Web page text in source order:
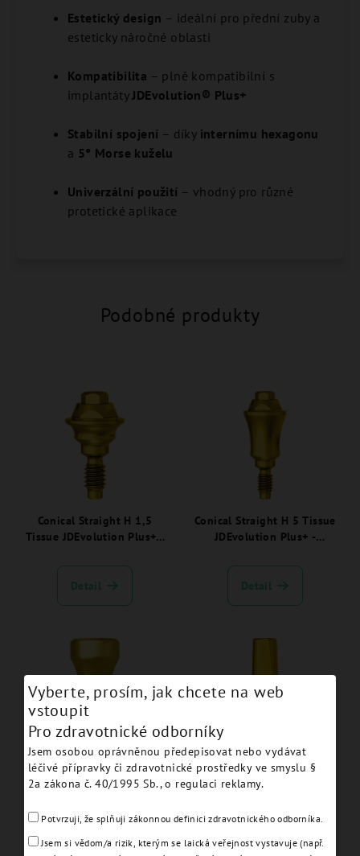
Estetický design – ideální pro přední zuby a
esteticky náročné oblasti
Kompatibilita – plně kompatibilní s
implantátyJDEvolution® Plus+
Stabilní spojení – díky internímu hexagonu
a 5° Morse kuželu
Univerzální použití – vhodný pro různé
protetické aplikace
Podobné produkty
Conical Straight H 1,5
Tissue JDEvolution Plus+ -
Detail
Conical Straight H 5 Tissue
JDEvolution Plus+ -
Detail
Healing Abutment Ø 5.0 H
6.0 Tissue JDEvolution
Straight Abutment Ø 5.0 H
4.0 Tissue JDEvolution
Vyberte, prosím, jak chcete na web
vstoupit
Pro zdravotnické odborníky
Jsem osobou oprávněnou předepisovat nebo vydávat
léčivé přípravky či zdravotnické prostředky ve smyslu §
2a zákona č. 40/1995 Sb., o regulaci reklamy.
Potvrzuji, že splňuji zákonnou definici zdravotnického odborníka.
Jsem si vědom/a rizik, kterým se laická veřejnost vystavuje (např.